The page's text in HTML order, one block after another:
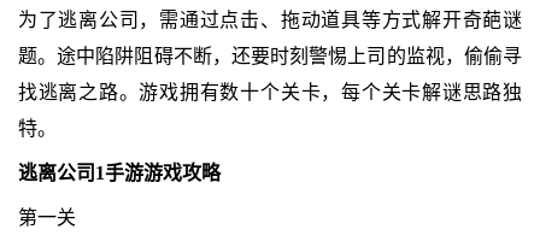
为了逃离公司，需通过点击、拖动道具等方式解开奇葩谜
题。途中陷阱阻碍不断，还要时刻警惕上司的监视，偷偷寻
找逃离之路。游戏拥有数十个关卡，每个关卡解谜思路独
特。
逃离公司1手游游戏攻略
第一关